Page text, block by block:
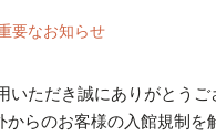
要なお知らせ
ただき誠にありがとうご
らのお客様の入館規制を